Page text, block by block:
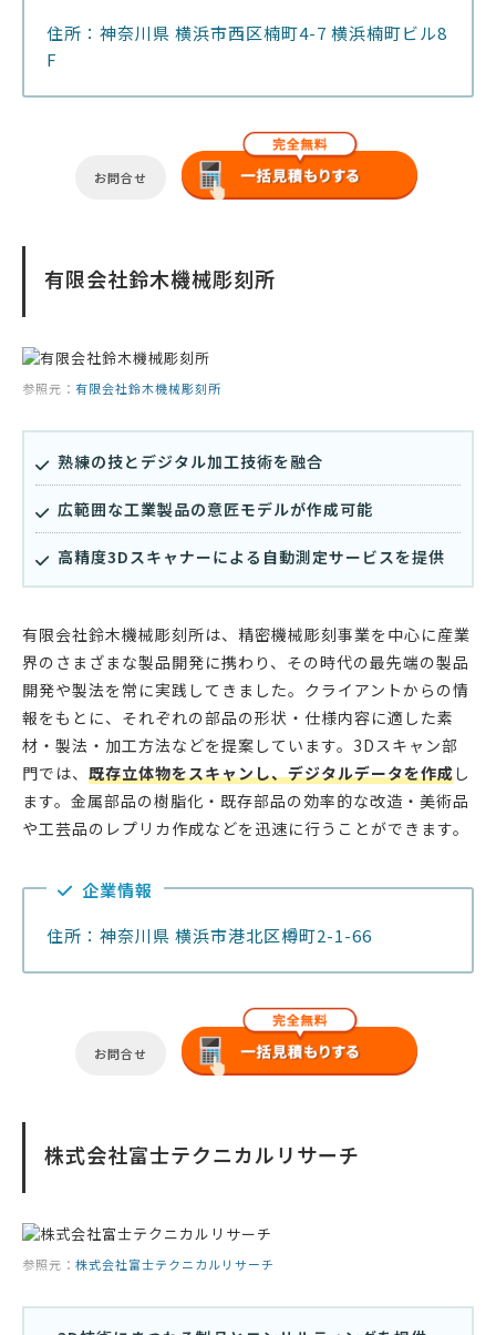
住所：神奈川県 横浜市西区楠町4-7 横浜楠町ビル8
F
お問合せ
有限会社鈴木機械彫刻所
参照元： 有限会社鈴木機械彫刻所
熟練の技とデジタル加工技術を融合
広範囲な工業製品の意匠モデルが作成可能
高精度3Dスキャナーによる自動測定サービスを提供
有限会社鈴木機械彫刻所は、精密機械彫刻事業を中心に産業
界のさまざまな製品開発に携わり、その時代の最先端の製品
開発や製法を常に実践してきました。クライアントからの情
報をもとに、それぞれの部品の形状・仕様内容に適した素
材・製法・加工方法などを提案しています。3Dスキャン部
門では、 既存立体物をスキャンし、デジタルデータを作成し
ます。金属部品の樹脂化・既存部品の効率的な改造・美術品
や工芸品のレプリカ作成などを迅速に行うことができます。
企業情報
住所：神奈川県 横浜市港北区樽町2-1-66
お問合せ
株式会社富士テクニカルリサーチ
参照元： 株式会社富士テクニカルリサーチ